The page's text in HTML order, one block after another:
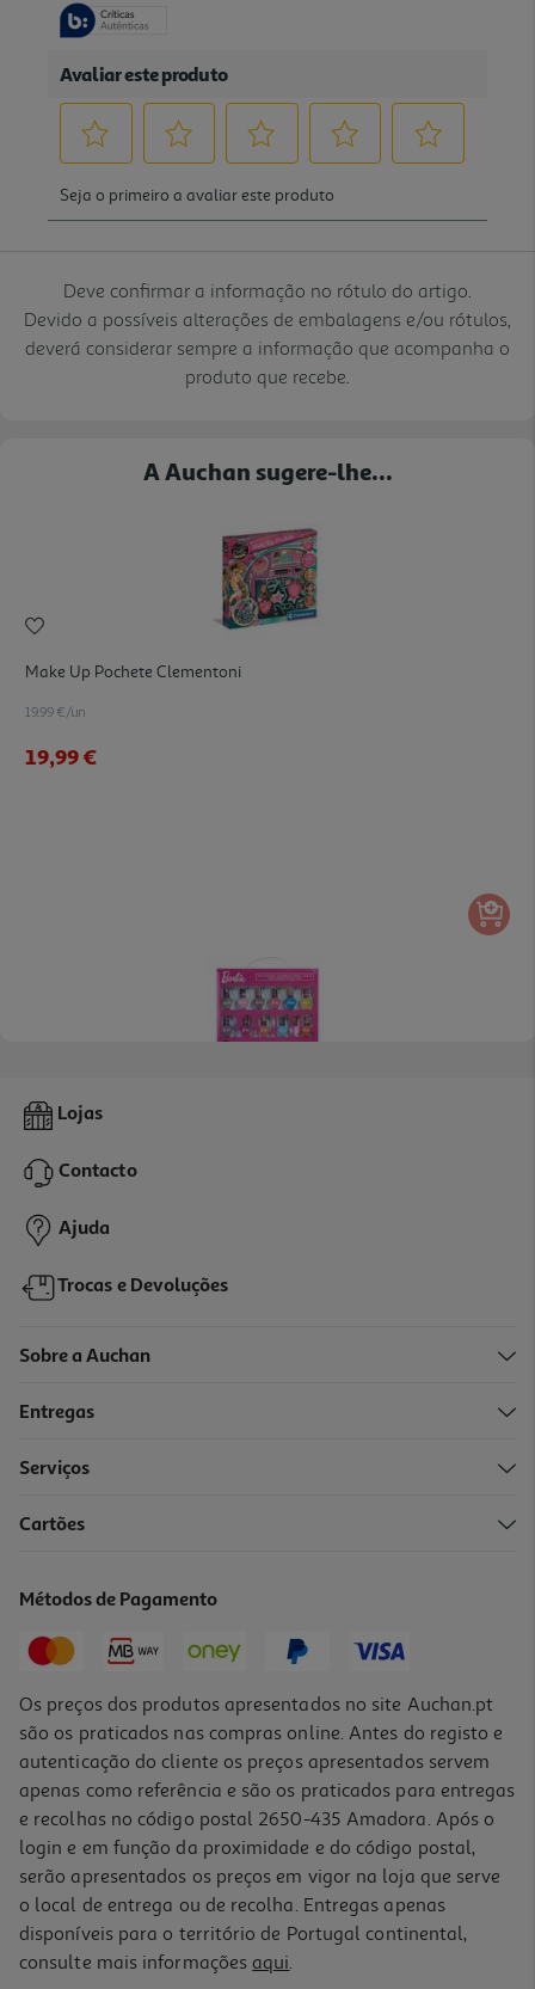
Deve confirmar a informação no rótulo do artigo.
Devido a possíveis alterações de embalagens e/ou rótulos,
deverá considerar sempre a informação que acompanha o
produto que recebe.
A Auchan sugere-lhe...
Make Up Pochete Clementoni
19.99 €/un
19,99 €
Conjunto De Vernizes Unhas Barbie 18 Peças
12,99 €
Message Bracelets Crazy Chic
Lojas
Contacto
Ajuda
Trocas e Devoluções
Sobre a Auchan
Entregas
Serviços
Cartões
Métodos de Pagamento
Os preços dos produtos apresentados no site Auchan.pt
são os praticados nas compras online. Antes do registo e
autenticação do cliente os preços apresentados servem
apenas como referência e são os praticados para entregas
e recolhas no código postal 2650-435 Amadora. Após o
login e em função da proximidade e do código postal,
serão apresentados os preços em vigor na loja que serve
o local de entrega ou de recolha. Entregas apenas
disponíveis para o território de Portugal continental,
consulte mais informações aqui.